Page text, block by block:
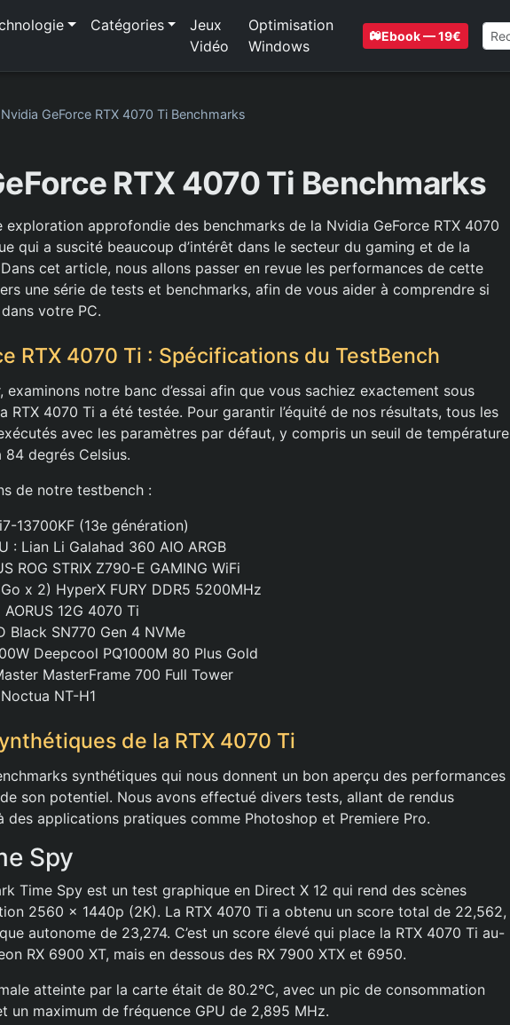
Catégories
Jeux
Vidéo
Optimisation
Windows
Ebook — 19€
Nvidia GeForce RTX 4070 Ti Benchmarks
RTX 4070 Ti Benchmarks
exploration approfondie des benchmarks de la Nvidia GeForce RTX 4070
qui a suscité beaucoup d’intérêt dans le secteur du gaming et de la
cet article, nous allons passer en revue les performances de cette
une série de tests et benchmarks, afin de vous aider à comprendre si
votre PC.
RTX 4070 Ti : Spécifications du TestBench
examinons notre banc d’essai afin que vous sachiez exactement sous
RTX 4070 Ti a été testée. Pour garantir l’équité de nos résultats, tous les
avec les paramètres par défaut, y compris un seuil de température
degrés Celsius.
de notre testbench :
13700KF (13e génération)
: Lian Li Galahad 360 AIO ARGB
ROG STRIX Z790-E GAMING WiFi
x 2) HyperX FURY DDR5 5200MHz
AORUS 12G 4070 Ti
Black SN770 Gen 4 NVMe
Deepcool PQ1000M 80 Plus Gold
MasterFrame 700 Full Tower
NT-H1
de la RTX 4070 Ti
synthétiques qui nous donnent un bon aperçu des performances
son potentiel. Nous avons effectué divers tests, allant de rendus
des applications pratiques comme Photoshop et Premiere Pro.
Spy
Time Spy est un test graphique en Direct X 12 qui rend des scènes
2560 x 1440p (2K). La RTX 4070 Ti a obtenu un score total de 22,562,
autonome de 23,274. C’est un score élevé qui place la RTX 4070 Ti au-
RX 6900 XT, mais en dessous des RX 7900 XTX et 6950.
atteinte par la carte était de 80.2°C, avec un pic de consommation
un maximum de fréquence GPU de 2,895 MHz.